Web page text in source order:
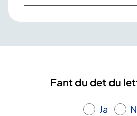
Fant du det du
Ja